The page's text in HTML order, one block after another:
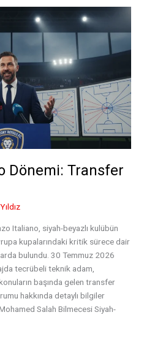
Dönemi: Transfer
Italiano, siyah-beyazlı kulübün
kupalarındaki kritik sürece dair
bulundu. 30 Temmuz 2026
tecrübeli teknik adam,
başında gelen transfer
hakkında detaylı bilgiler
Salah Bilmecesi Siyah-